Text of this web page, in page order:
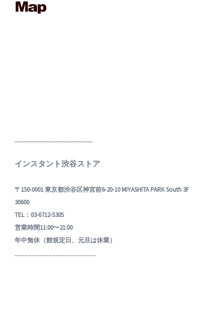
インスタント渋谷ストア
〒150-0001 東京都渋谷区神宮前6-20-10 MIYASHITA PARK South 3F
30600
TEL：03-6712-5305
営業時間11:00〜21:00
年中無休（館規定日、元旦は休業）